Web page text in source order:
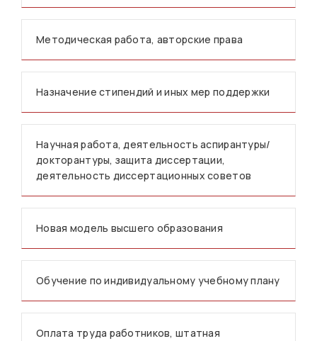
Методическая работа, авторские права
Назначение стипендий и иных мер поддержки
Научная работа, деятельность аспирантуры/
докторантуры, защита диссертации,
деятельность диссертационных советов
Новая модель высшего образования
Обучение по индивидуальному учебному плану
Оплата труда работников, штатная